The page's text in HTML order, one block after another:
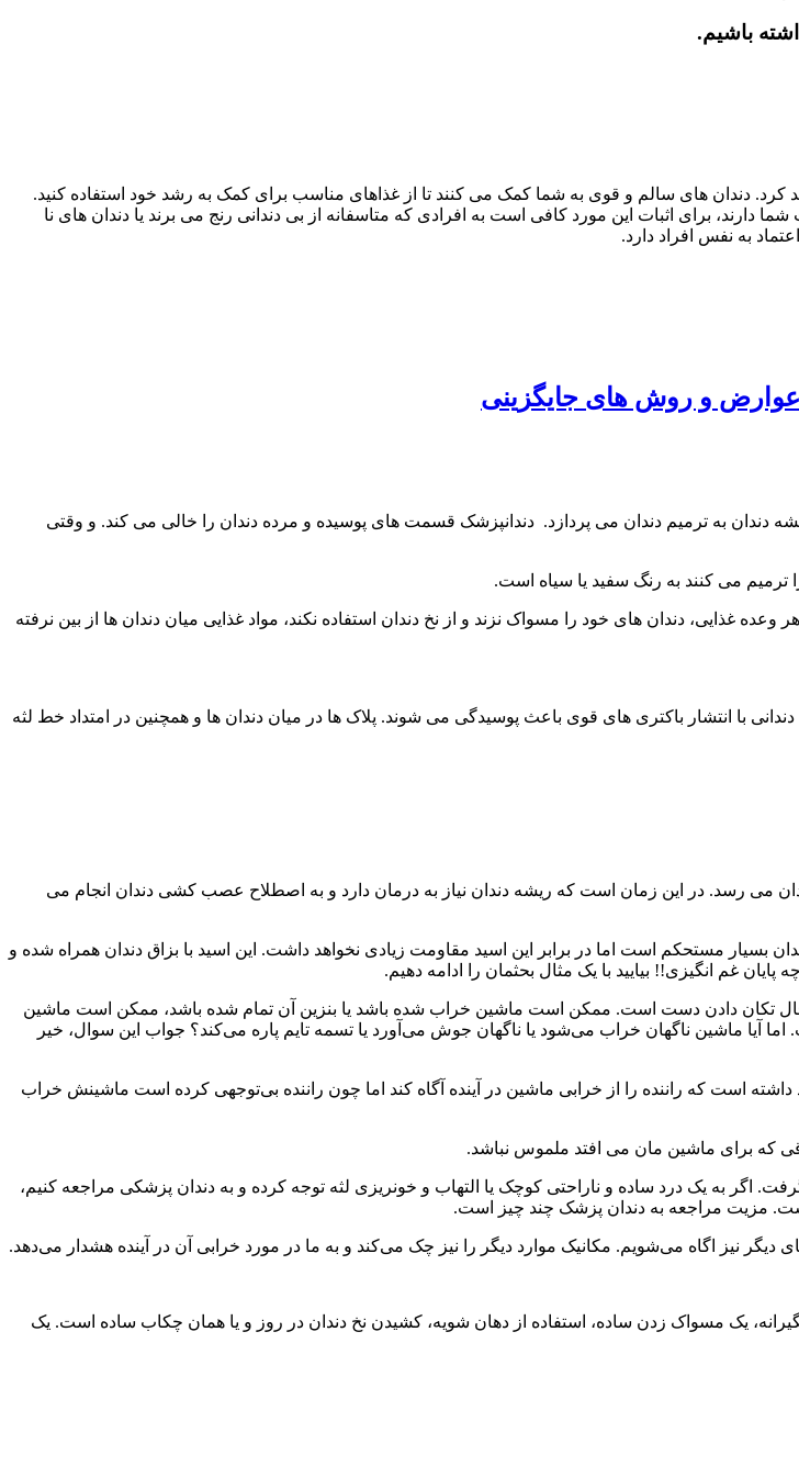
باشیم.
کرد. دندان های سالم و قوی به شما کمک می کنند تا از غذاهای مناسب برای کمک به رشد خود استفاده کنید.
دارند، برای اثبات این مورد کافی است به افرادی که متاسفانه از بی دندانی رنج می برند یا دندان های نا
به نفس افراد دارد.
و روش های جایگزینی
دندان به ترمیم دندان می پردازد. دندانپزشک قسمت های پوسیده و مرده دندان را خالی می کند. و وقتی
ترمیم می کنند به رنگ سفید یا سیاه است.
غذایی، دندان های خود را مسواک نزند و از نخ دندان استفاده نکند، مواد غذایی میان دندان ها از بین نرفته
با انتشار باکتری های قوی باعث پوسیدگی می شوند. پلاک ها در میان دندان ها و همچنین در امتداد خط لثه
می رسد. در این زمان است که ریشه دندان نیاز به درمان دارد و به اصطلاح عصب کشی دندان انجام می
بسیار مستحکم است اما در برابر این اسید مقاومت زیادی نخواهد داشت. این اسید با بزاق دندان همراه شده و
غم انگیزی!! بیایید با یک مثال بحثمان را ادامه دهیم.
در حال تکان دادن دست است. ممکن است ماشین خراب شده باشد یا بنزین آن تمام شده باشد، ممکن است ماشین
آیا ماشین ناگهان خراب می‌شود یا ناگهان جوش می‌آورد یا تسمه تایم پاره می‌کند؟ جواب این سوال، خیر
‌است که راننده را از خرابی ماشین در آینده آگاه کند اما چون راننده بی‌توجهی کرده ‌است ماشینش خراب
که برای ماشین مان می افتد ملموس نباشد.
اگر به یک درد ساده و ناراحتی کوچک یا التهاب و خونریزی لثه توجه کرده و به دندان پزشکی مراجعه کنیم،
داشت. مزیت مراجعه به دندان پزشک چند چیز است.
نیز اگاه می‌شویم. مکانیک موارد دیگر را نیز چک می‌کند و به ما در مورد خرابی آن در آینده هشدار می‌دهد.
یک مسواک زدن ساده، استفاده از دهان‌ شویه، کشیدن نخ دندان در روز و یا همان چکاب ساده است. یک